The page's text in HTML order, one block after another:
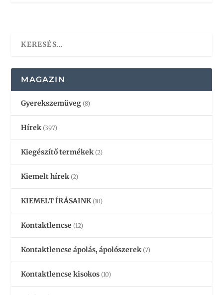
MAGAZIN
Gyerekszemüveg (8)
Hírek (397)
Kiegészítő termékek (2)
Kiemelt hírek (2)
KIEMELT ÍRÁSAINK(10)
Kontaktlencse (12)
Kontaktlencse ápolás, ápolószerek (7)
Kontaktlencse kisokos (10)